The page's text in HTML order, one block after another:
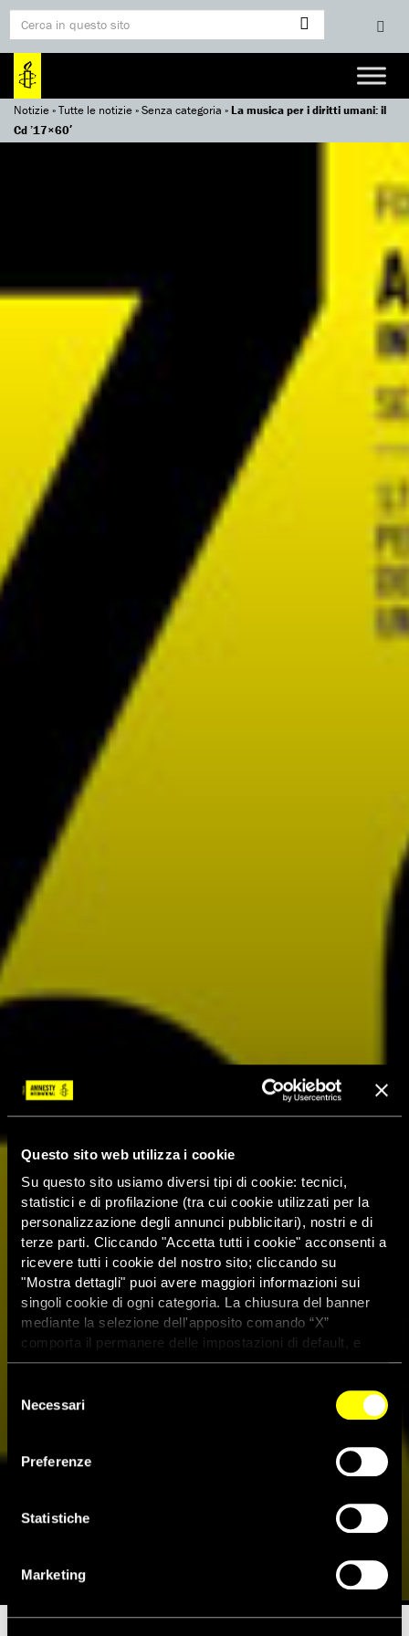
Questo sito web utilizza i cookie
Su questo sito usiamo diversi tipi di cookie: tecnici,
statistici e di profilazione (tra cui cookie utilizzati per la
personalizzazione degli annunci pubblicitari), nostri e di
terze parti. Cliccando "Accetta tutti i cookie" acconsenti a
ricevere tutti i cookie del nostro sito; cliccando su
"Mostra dettagli" puoi avere maggiori informazioni sui
singoli cookie di ogni categoria. La chiusura del banner
mediante la selezione dell'apposito comando “X”
comporta il permanere delle impostazioni di default, e
dunque la continuazione della navigazione con i cookie
dei cookie attivi sul sito clicca
delNecessari
Preferenze
Statistiche
Marketing
Notizie»Tutte le notizie»Senza categoria »La musica per i diritti umani: il
Cd ’17×60′
La musica per i diritti umani: il
Cd ’17×60′
16 Novembre 2008